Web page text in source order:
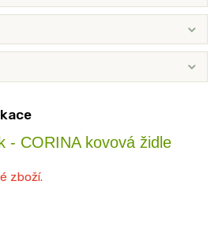
- CORINA kovová židle
zboží.